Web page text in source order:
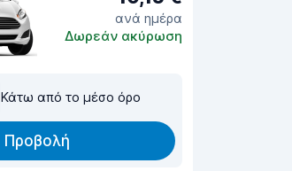
ανά ημέρα
Δωρεάν ακύρωση
Κάτω από το μέσο όρο
Προβολή